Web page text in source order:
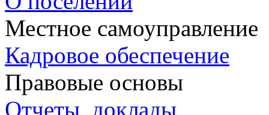
Местное самоуправление
Кадровое обеспечение
Правовые основы
Отчеты, доклады